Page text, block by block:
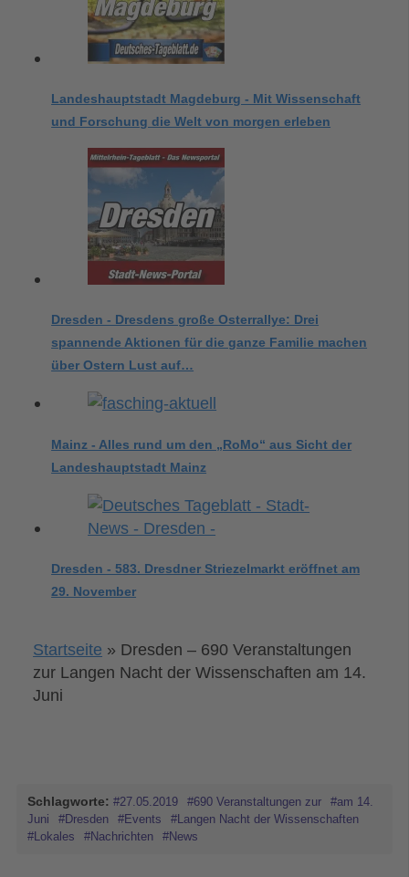
Landeshauptstadt Magdeburg - Mit Wissenschaft
und Forschung die Welt von morgen erleben
Dresden - Dresdens große Osterrallye: Drei
spannende Aktionen für die ganze Familie machen
über Ostern Lust auf…
Mainz - Alles rund um den „RoMo“ aus Sicht der
Landeshauptstadt Mainz
Dresden - 583. Dresdner Striezelmarkt eröffnet am
29. November
Startseite » Dresden – 690 Veranstaltungen
zur Langen Nacht der Wissenschaften am 14.
Juni
Schlagworte: #27.05.2019 #690 Veranstaltungen zur
#am 14.
Juni
#Dresden #Events
#Langen Nacht der Wissenschaften
#Lokales
#Nachrichten #News